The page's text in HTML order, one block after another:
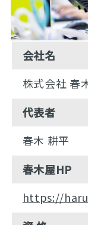
会社名
株式会社 春
代表者
春木 耕平
春木屋HP
https://